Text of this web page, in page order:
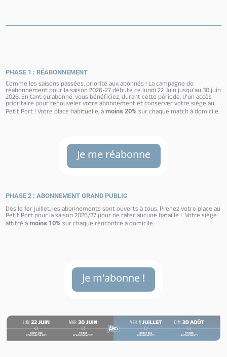
PHASE 1 : RÉABONNEMENT
Comme les saisons passées, priorité aux abonnés ! La campagne de
réabonnement pour la saison 2026-27 débute ce lundi 22 Juin jusqu’au 30 juin
2026. En tant qu’abonné, vous bénéficiez, durant cette période, d’un accès
prioritaire pour renouveler votre abonnement et conserver votre siège au
Petit Port !Votre place habituelle, àmoins 20% sur chaque match à domicile.
Je me réabonne
PHASE 2 : ABONNEMENT GRAND PUBLIC
Dès le 1er juillet, les abonnements sont ouverts à tous. Prenez votre place au
Petit Port pour la saison 2026/27 pour ne rater aucune bataille ! Votre siège
attitré àmoins 10% sur chaque rencontre à domicile.
Je m'abonne !